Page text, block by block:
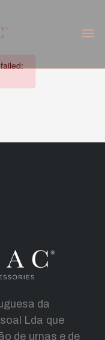
da
Lda que
de urnas e de